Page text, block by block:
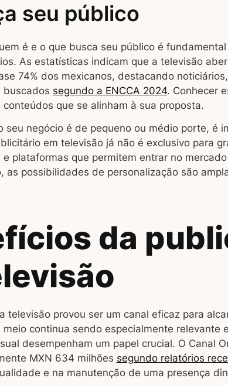
seu público
é e o que busca seu público é
As estatísticas indicam que a televisão
74% dos mexicanos, destacando
buscados segundo a ENCCA 2024. Conhecer
conteúdos que se alinham à sua proposta.
seu negócio é de pequeno ou médio porte, é
em televisão já não é exclusivo para
e plataformas que permitem entrar no
as possibilidades de personalização são
da
televisão provou ser um canal eficaz para
meio continua sendo especialmente relevante
desempenham um papel crucial. O Canal
MXN 634 milhões segundo relatórios
e na manutenção de uma presença